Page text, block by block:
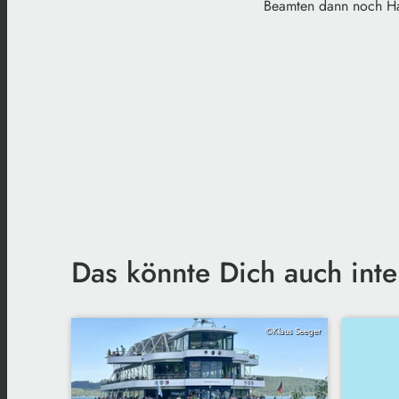
Beamten dann noch
Das könnte Dich auch
©Klaus Seeger